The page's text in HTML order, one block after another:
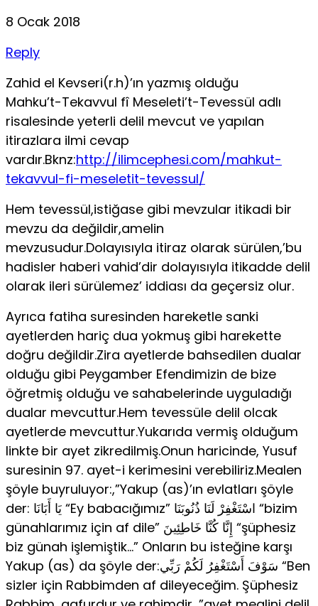
8 Ocak 2018
Reply
Zahid el Kevseri(r.h)’ın yazmış olduğu
Mahku’t-Tekavvul fî Meseleti’t-Tevessül adlı
risalesinde yeterli delil mevcut ve yapılan
itirazlara ilmi cevap
vardır.Bknz:http://ilimcephesi.com/mahkut-
tekavvul-fi-meseletit-tevessul/
Hem tevessül,istiğase gibi mevzular itikadi bir
mevzu da değildir,amelin
mevzusudur.Dolayısıyla itiraz olarak sürülen,’bu
hadisler haberi vahid’dir dolayısıyla itikadde delil
olarak ileri sürülemez’ iddiası da geçersiz olur.
Ayrıca fatiha suresinden hareketle sanki
ayetlerden hariç dua yokmuş gibi harekette
doğru değildir.Zira ayetlerde bahsedilen dualar
olduğu gibi Peygamber Efendimizin de bize
öğretmiş olduğu ve sahabelerinde uyguladığı
dualar mevcuttur.Hem tevessüle delil olcak
ayetlerde mevcuttur.Yukarıda vermiş olduğum
linkte bir ayet zikredilmiş.Onun haricinde, Yusuf
suresinin 97. ayet-i kerimesini verebiliriz.Mealen
şöyle buyruluyor:,”Yakup (as)’ın evlatları şöyle
der: يَا أَبَانَا “Ey babacığımız” اسْتَغْفِرْ لَنَا ذُنُوبَنَا “bizim
günahlarımız için af dile” إِنَّا كُنَّا خَاطِئِينَ “şüphesiz
biz günah işlemiştik…” Onların bu isteğine karşı
Yakup (as) da şöyle der:سَوْفَ أَسْتَغْفِرُ لَكُمْ رَبِّي “Ben
sizler için Rabbimden af dileyeceğim. Şüphesiz